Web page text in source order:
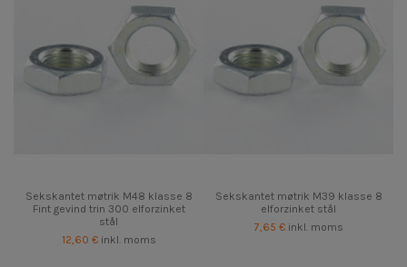
Sekskantet møtrik M48 klasse 8
Fint gevind trin 300 elforzinket
stål
12,60 € inkl. moms
Sekskantet møtrik M39 klasse 8
elforzinket stål
7,65 € inkl. moms